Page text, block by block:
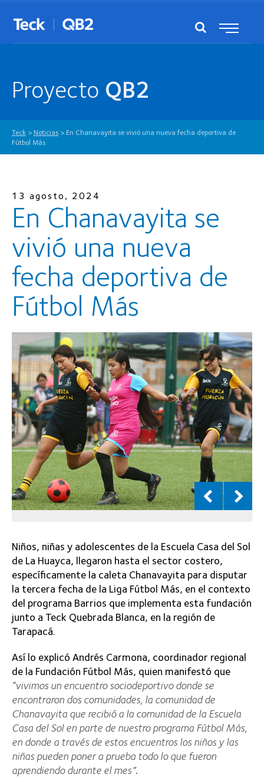
Proyecto QB2
Teck > Noticias > En Chanavayita se vivió una nueva fecha deportiva de
Fútbol Más
13 agosto, 2024
En Chanavayita se
vivió una nueva
fecha deportiva de
Fútbol Más
Niños, niñas y adolescentes de la Escuela Casa del Sol
de La Huayca, llegaron hasta el sector costero,
específicamente la caleta Chanavayita para disputar
la tercera fecha de la Liga Fútbol Más, en el contexto
del programa Barrios que implementa esta fundación
junto a Teck Quebrada Blanca, en la región de
Tarapacá.
Así lo explicó Andrés Carmona, coordinador regional
de la Fundación Fútbol Más, quien manifestó que
“vivimos un encuentro sociodeportivo donde se
encontraron dos comunidades, la comunidad de
Chanavayita que recibió a la comunidad de la Escuela
Casa del Sol en parte de nuestro programa Fútbol Más,
en donde a través de estos encuentros los niños y las
niñas pueden poner a prueba todo lo que fueron
aprendiendo durante el mes”.